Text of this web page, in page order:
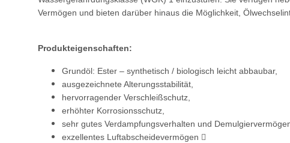
Vermögen und bieten darüber hinaus die Möglichkeit,
Produkteigenschaften:
Grundöl: Ester – synthetisch / biologisch leicht abbaubar,
ausgezeichnete Alterungsstabilität,
hervorragender Verschleißschutz,
erhöhter Korrosionsschutz,
sehr gutes Verdampfungsverhalten und
exzellentes Luftabscheidevermögen 